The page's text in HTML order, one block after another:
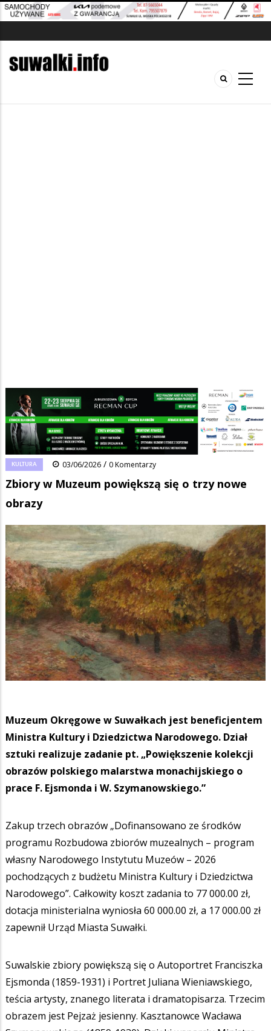
Ścieżka
nawigacyjna
Strona główna/Wiadomości/Kultura
/
Zbiory w Muzeum powiększą się o trzy nowe obrazy
FacebookPinterestTumblr Reddit Share
KULTURA 03/06/2026 / 0 Komentarzy
Zbiory w Muzeum powiększą się o trzy nowe
obrazy
Muzeum Okręgowe w Suwałkach jest beneficjentem
Ministra Kultury i Dziedzictwa Narodowego. Dział
sztuki realizuje zadanie pt. „Powiększenie kolekcji
obrazów polskiego malarstwa monachijskiego o
prace F. Ejsmonda i W. Szymanowskiego.”
Zakup trzech obrazów „Dofinansowano ze środków
programu Rozbudowa zbiorów muzealnych – program
własny Narodowego Instytutu Muzeów – 2026
pochodzących z budżetu Ministra Kultury i Dziedzictwa
Narodowego”. Całkowity koszt zadania to 77 000.00 zł,
dotacja ministerialna wyniosła 60 000.00 zł, a 17 000.00 zł
zapewnił Urząd Miasta Suwałki.
Suwalskie zbiory powiększą się o Autoportret Franciszka
Ejsmonda (1859-1931) i Portret Juliana Wieniawskiego,
teścia artysty, znanego literata i dramatopisarza. Trzecim
obrazem jest Pejzaż jesienny. Kasztanowce Wacława